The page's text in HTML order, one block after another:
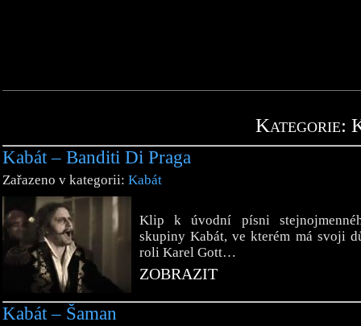
Kategorie:
Kabát – Banditi Di Praga
Zařazeno v kategorii: Kabát
Klip k úvodní písni
skupiny Kabát, ve kterém má svoji
roli Karel Gott…
ZOBRAZIT
Kabát – Šaman